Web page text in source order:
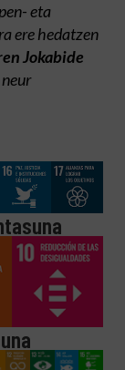
eta
ere hedatzen
Jokabide
neur